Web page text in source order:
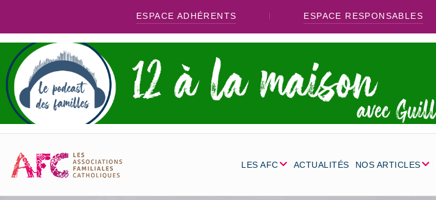
ESPACE ADHÉRENTS ESPACE RESPONSABLES
LES AFC ACTUALITÉS NOS ARTICLES